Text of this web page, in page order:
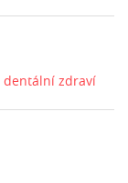
dentální zdraví